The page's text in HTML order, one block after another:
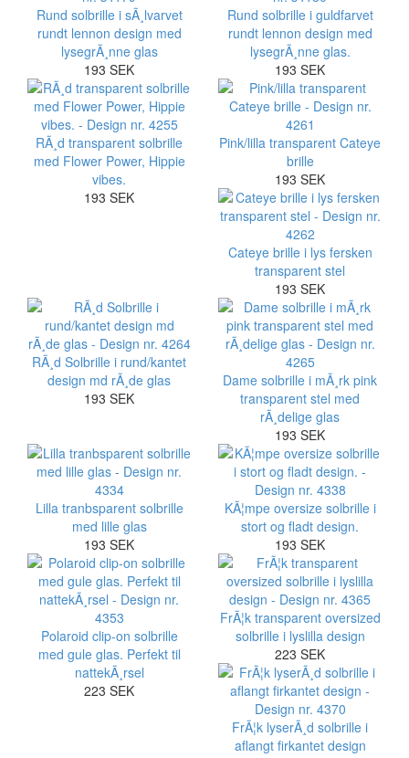
Rund solbrille i sÃ¸lvarvet
rundt lennon design med
lysegrÃ¸nne glas
193 SEK
Rund solbrille i guldfarvet
rundt lennon design med
lysegrÃ¸nne glas.
193 SEK
RÃ¸d transparent solbrille
med Flower Power, Hippie
vibes.
193 SEK
Pink/lilla transparent Cateye
brille
193 SEK
Cateye brille i lys fersken
transparent stel
193 SEK
RÃ¸d Solbrille i rund/kantet
design md rÃ¸de glas
193 SEK
Dame solbrille i mÃ¸rk pink
transparent stel med
rÃ¸delige glas
193 SEK
Lilla tranbsparent solbrille
med lille glas
193 SEK
KÃ¦mpe oversize solbrille i
stort og fladt design.
193 SEK
Polaroid clip-on solbrille
med gule glas. Perfekt til
nattekÃ¸rsel
223 SEK
FrÃ¦k transparent oversized
solbrille i lyslilla design
223 SEK
FrÃ¦k lyserÃ¸d solbrille i
aflangt firkantet design